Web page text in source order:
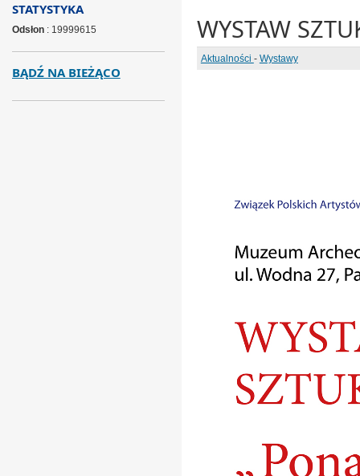
WYSTAW
Aktualności - Wystawy
STATYSTYKA
Odsłon: 19999615
BĄDŹ NA BIEŻĄCO